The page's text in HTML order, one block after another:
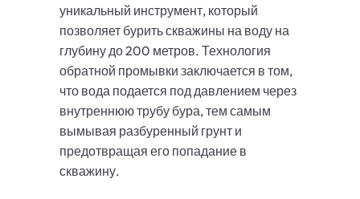
уникальный инструмент, который
позволяет бурить скважины на воду на
глубину до 200 метров. Технология
обратной промывки заключается в том,
что вода подается под давлением через
внутреннюю трубу бура, тем самым
вымывая разбуренный грунт и
предотвращая его попадание в
скважину.